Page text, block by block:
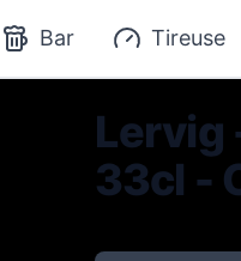
Bar Tireuse
Lervig
33cl -